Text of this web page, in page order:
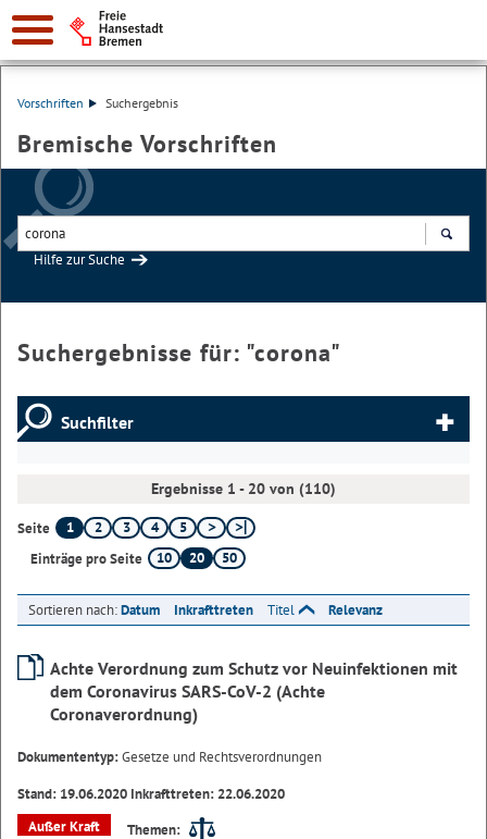
Vorschriften Suchergebnis
Bremische Vorschriften
Hilfe zur Suche
Suchergebnisse für: "corona"
Suchfilter
Ergebnisse 1 - 20 von (110)
Seite 1 2 3 4
5
Einträge pro Seite
10 20 50
Sortieren nach:Datum Inkrafttreten Titel Relevanz
Achte Verordnung zum Schutz vor Neuinfektionen mit
dem Coronavirus SARS-CoV-2 (Achte
Coronaverordnung)
Dokumententyp:Gesetze und Rechtsverordnungen
Stand: 19.06.2020 Inkrafttreten: 22.06.2020
Außer Kraft
Themen: